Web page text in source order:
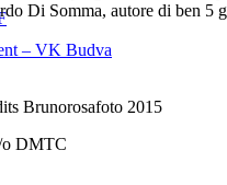
Di Somma, autore di ben 5
– VK Budva
Brunorosafoto 2015
o DMTC